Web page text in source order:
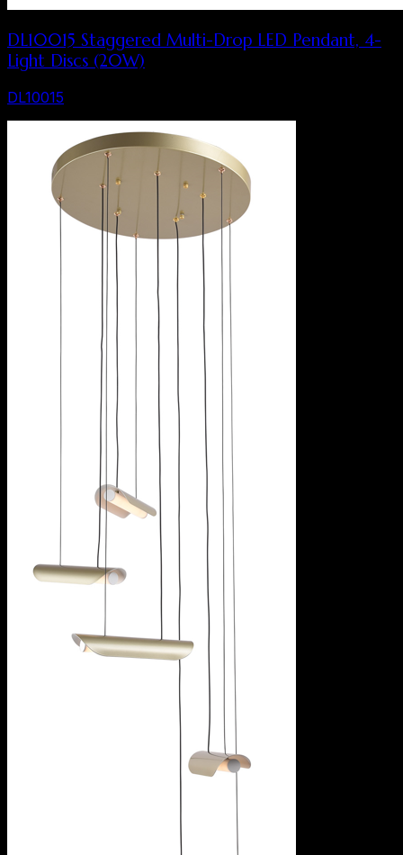
DL10015 Staggered Multi-Drop LED Pendant, 4-
Light Discs (20W)
DL10015